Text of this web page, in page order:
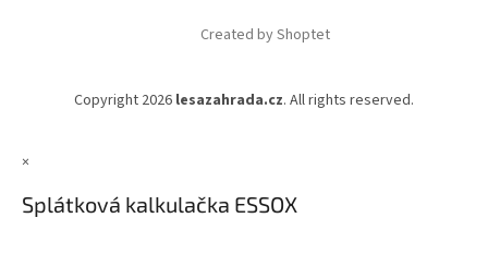
Created by Shoptet
Copyright 2026 lesazahrada.cz. All rights reserved.
×
Splátková kalkulačka ESSOX